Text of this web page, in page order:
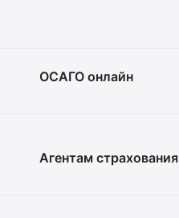
ОСАГО онлайн
Агентам страхования